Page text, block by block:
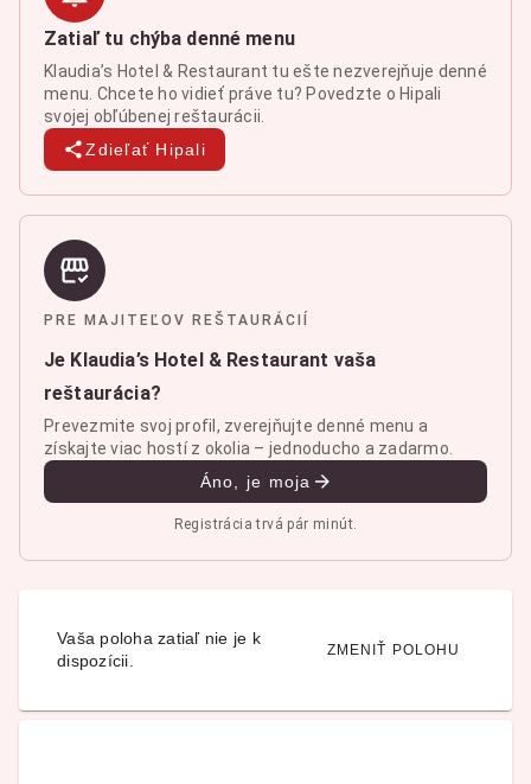
Zatiaľ tu chýba denné menu
Klaudia’s Hotel & Restaurant tu ešte nezverejňuje denné
menu. Chcete ho vidieť práve tu? Povedzte o Hipali
svojej obľúbenej reštaurácii.
Zdieľať Hipali
PRE MAJITEĽOV REŠTAURÁCIÍ
Je Klaudia’s Hotel & Restaurant vaša
reštaurácia?
Prevezmite svoj profil, zverejňujte denné menu a
získajte viac hostí z okolia – jednoducho a zadarmo.
Áno, je moja
Registrácia trvá pár minút.
Vaša poloha zatiaľ nie je k
dispozícii.
ZMENIŤ POLOHU